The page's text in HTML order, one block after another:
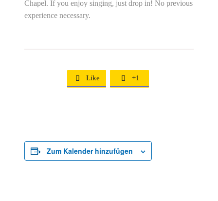
Chapel. If you enjoy singing, just drop in! No previous
experience necessary.
 Like  +1
Zum Kalender hinzufügen